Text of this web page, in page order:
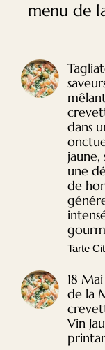
menu de
dans
jaune,
une
de
Tarte
18
de la
Vin